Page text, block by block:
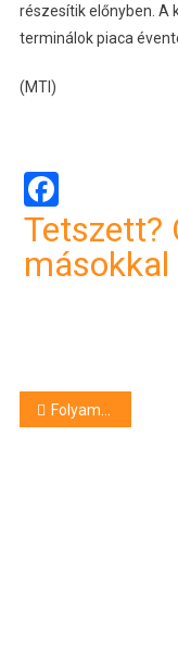
részesítik előnyben. A
terminálok piaca
(MTI)
Tetszett?
másokkal
Bejegyzés
Folyamatosan csökkentik a papírfelhasználást a NAV digitális fejlesztései